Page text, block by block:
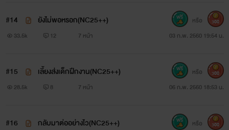
#14 ยังไม่พอหรอก(NC25++)
33.5k 12 7 หน้า 03 ก.พ. 2560 19:54 น.
หรือ 300
#15 เลี้ยงส่งเด็กฝึกงาน(NC25++)
28.5k 8 7 หน้า 06 ก.พ. 2560 18:53 น.
หรือ 300
#16 กลับมาต่ออย่างไว(NC25++) หรือ 300